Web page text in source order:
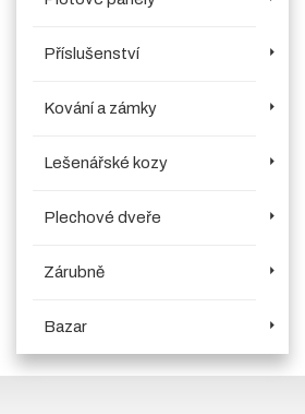
Příslušenství
Kování a zámky
Lešenářské kozy
Plechové dveře
Zárubně
Bazar